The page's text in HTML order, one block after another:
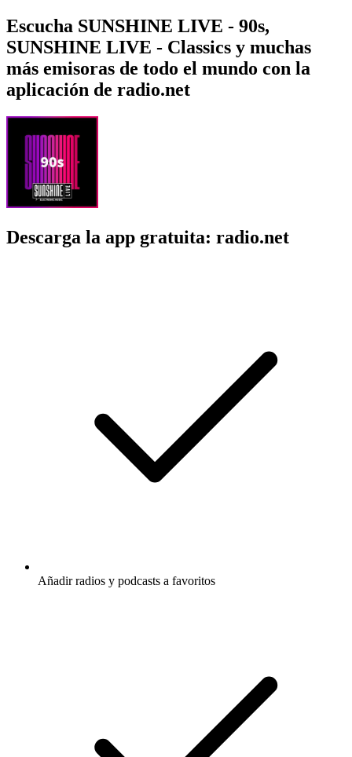
Escucha SUNSHINE LIVE - 90s,
SUNSHINE LIVE - Classics y muchas
más emisoras de todo el mundo con la
aplicación de radio.net
Descarga la app gratuita: radio.net
Añadir radios y podcasts a favoritos